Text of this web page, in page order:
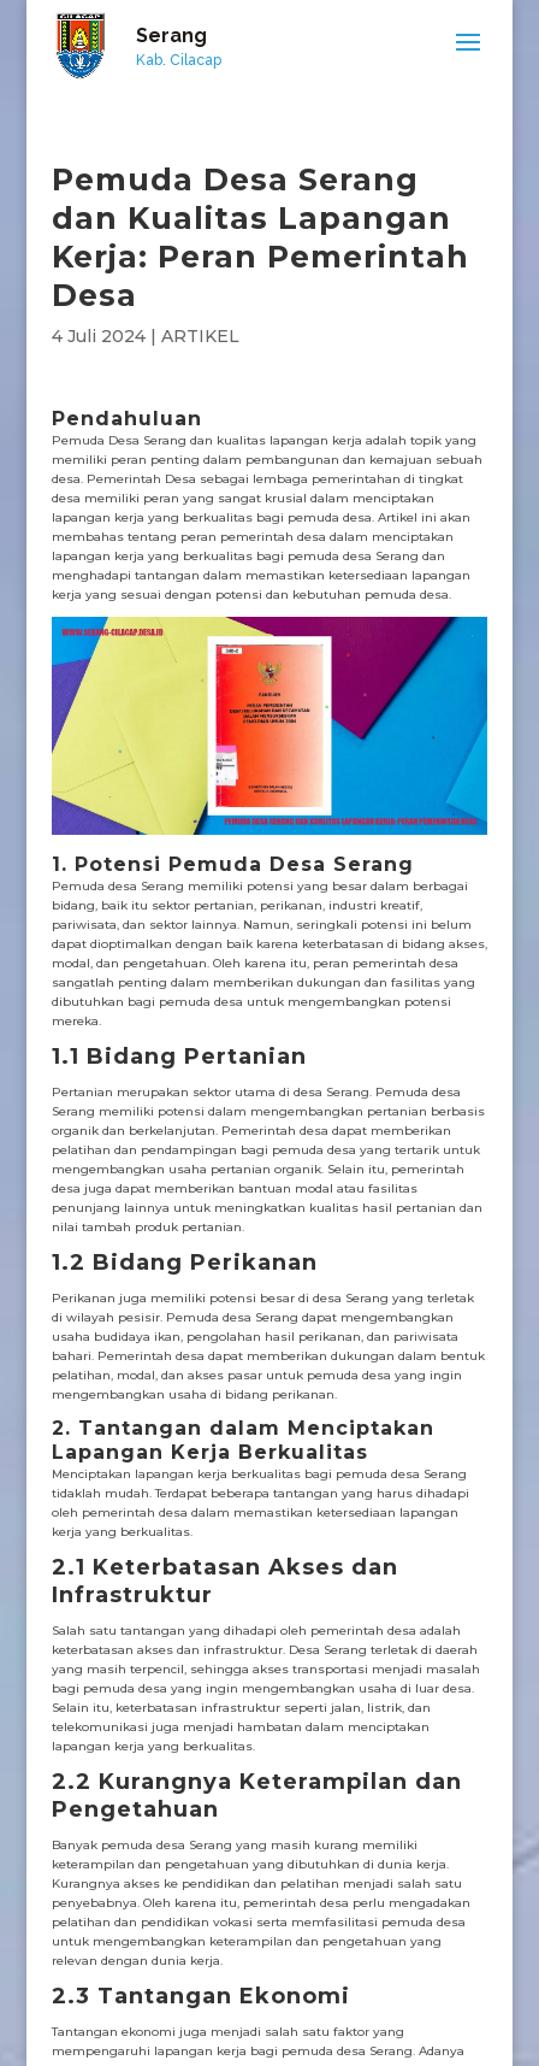
Serang
Kab. Cilacap
Pemuda Desa Serang
dan Kualitas Lapangan
Kerja: Peran Pemerintah
Desa
4 Juli 2024| ARTIKEL
Pendahuluan
Pemuda Desa Serang dan kualitas lapangan kerja adalah topik yang
memiliki peran penting dalam pembangunan dan kemajuan sebuah
desa. Pemerintah Desa sebagai lembaga pemerintahan di tingkat
desa memiliki peran yang sangat krusial dalam menciptakan
lapangan kerja yang berkualitas bagi pemuda desa. Artikel ini akan
membahas tentang peran pemerintah desa dalam menciptakan
lapangan kerja yang berkualitas bagi pemuda desa Serang dan
menghadapi tantangan dalam memastikan ketersediaan lapangan
kerja yang sesuai dengan potensi dan kebutuhan pemuda desa.
1. Potensi Pemuda Desa Serang
Pemuda desa Serang memiliki potensi yang besar dalam berbagai
bidang, baik itu sektor pertanian, perikanan, industri kreatif,
pariwisata, dan sektor lainnya. Namun, seringkali potensi ini belum
dapat dioptimalkan dengan baik karena keterbatasan di bidang akses,
modal, dan pengetahuan. Oleh karena itu, peran pemerintah desa
sangatlah penting dalam memberikan dukungan dan fasilitas yang
dibutuhkan bagi pemuda desa untuk mengembangkan potensi
mereka.
1.1 Bidang Pertanian
Pertanian merupakan sektor utama di desa Serang. Pemuda desa
Serang memiliki potensi dalam mengembangkan pertanian berbasis
organik dan berkelanjutan. Pemerintah desa dapat memberikan
pelatihan dan pendampingan bagi pemuda desa yang tertarik untuk
mengembangkan usaha pertanian organik. Selain itu, pemerintah
desa juga dapat memberikan bantuan modal atau fasilitas
penunjang lainnya untuk meningkatkan kualitas hasil pertanian dan
nilai tambah produk pertanian.
1.2 Bidang Perikanan
Perikanan juga memiliki potensi besar di desa Serang yang terletak
di wilayah pesisir. Pemuda desa Serang dapat mengembangkan
usaha budidaya ikan, pengolahan hasil perikanan, dan pariwisata
bahari. Pemerintah desa dapat memberikan dukungan dalam bentuk
pelatihan, modal, dan akses pasar untuk pemuda desa yang ingin
mengembangkan usaha di bidang perikanan.
2. Tantangan dalam Menciptakan
Lapangan Kerja Berkualitas
Menciptakan lapangan kerja berkualitas bagi pemuda desa Serang
tidaklah mudah. Terdapat beberapa tantangan yang harus dihadapi
oleh pemerintah desa dalam memastikan ketersediaan lapangan
kerja yang berkualitas.
2.1 Keterbatasan Akses dan
Infrastruktur
Salah satu tantangan yang dihadapi oleh pemerintah desa adalah
keterbatasan akses dan infrastruktur. Desa Serang terletak di daerah
yang masih terpencil, sehingga akses transportasi menjadi masalah
bagi pemuda desa yang ingin mengembangkan usaha di luar desa.
Selain itu, keterbatasan infrastruktur seperti jalan, listrik, dan
telekomunikasi juga menjadi hambatan dalam menciptakan
lapangan kerja yang berkualitas.
2.2 Kurangnya Keterampilan dan
Pengetahuan
Banyak pemuda desa Serang yang masih kurang memiliki
keterampilan dan pengetahuan yang dibutuhkan di dunia kerja.
Kurangnya akses ke pendidikan dan pelatihan menjadi salah satu
penyebabnya. Oleh karena itu, pemerintah desa perlu mengadakan
pelatihan dan pendidikan vokasi serta memfasilitasi pemuda desa
untuk mengembangkan keterampilan dan pengetahuan yang
relevan dengan dunia kerja.
2.3 Tantangan Ekonomi
Tantangan ekonomi juga menjadi salah satu faktor yang
mempengaruhi lapangan kerja bagi pemuda desa Serang. Adanya